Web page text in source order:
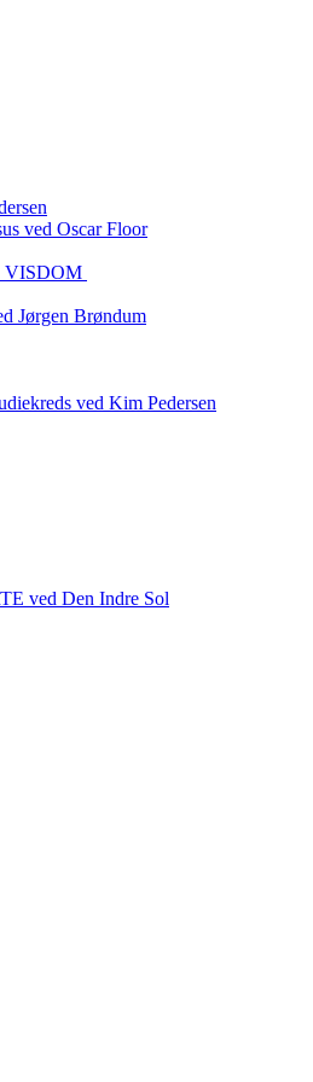
ved Oscar Floor
VISDOM
Jørgen Brøndum
ved Kim Pedersen
ved Den Indre Sol